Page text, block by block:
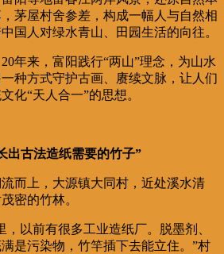
茅屋村舍参差，构成一幅人与自然相
国人对绿水青山、田园生活的向往。
年来，富阳践行“两山”理念，为山水
种方式守护古画、赓续文脉，让人们
化“天人合一”的思想。
出古法造纸需要的竹子”
而上，大源镇大同村，近处溪水清
密的竹林。
，以前有很多工业造纸厂。脱墨剂、
是污染物，竹竿插下去能立住。”村